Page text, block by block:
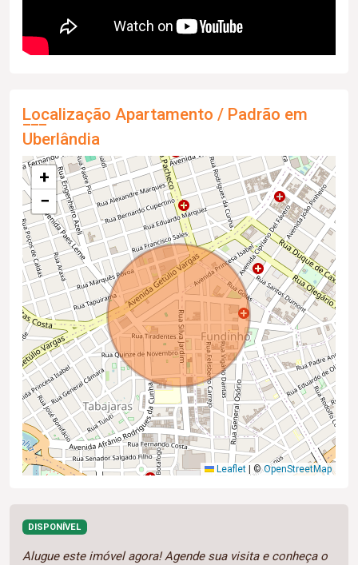
Localização Apartamento / Padrão em
Uberlândia
+
−
Leaflet ©OpenStreetMap
DISPONÍVEL
Alugue este imóvel agora! Agende sua visita e conheça o